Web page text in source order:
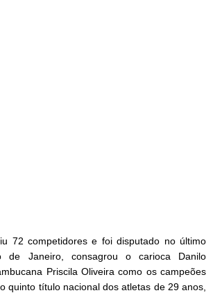
72 competidores e foi disputado no último
Janeiro, consagrou o carioca Danilo
Priscila Oliveira como os campeões
quinto título nacional dos atletas de 29 anos,